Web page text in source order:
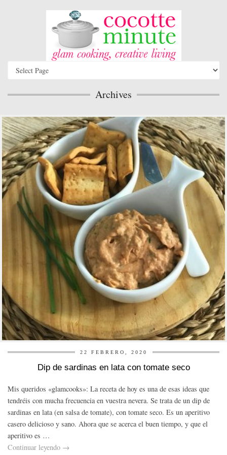
Archives
22 FEBRERO, 2020
Dip de sardinas en lata con tomate seco
Mis queridos «glamcooks»: La receta de hoy es una de esas ideas que
tendréis con mucha frecuencia en vuestra nevera. Se trata de un dip de
sardinas en lata (en salsa de tomate), con tomate seco. Es un aperitivo
casero delicioso y sano. Ahora que se acerca el buen tiempo, y que el
aperitivo es …
Continuar leyendo →